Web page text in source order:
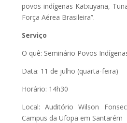
povos indígenas Katxuyana,
Força Aérea Brasileira”.
Serviço
O quê: Seminário Povos
Data: 11 de julho (quarta-feira)
Horário: 14h30
Local: Auditório Wilson
Campus da Ufopa em Santarém